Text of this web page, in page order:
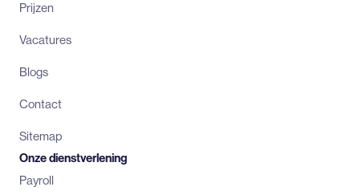
Prijzen
Vacatures
Blogs
Contact
Sitemap
Onze dienstverlening
Payroll